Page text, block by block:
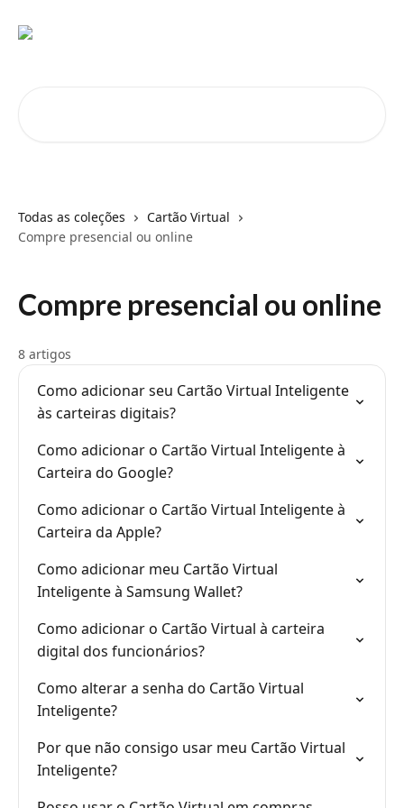
Todas as coleções
Cartão Virtual
Compre presencial ou online
Compre presencial ou online
8 artigos
Como adicionar seu Cartão Virtual Inteligente
às carteiras digitais?
Como adicionar o Cartão Virtual Inteligente à
Carteira do Google?
Como adicionar o Cartão Virtual Inteligente à
Carteira da Apple?
Como adicionar meu Cartão Virtual
Inteligente à Samsung Wallet?
Como adicionar o Cartão Virtual à carteira
digital dos funcionários?
Como alterar a senha do Cartão Virtual
Inteligente?
Por que não consigo usar meu Cartão Virtual
Inteligente?